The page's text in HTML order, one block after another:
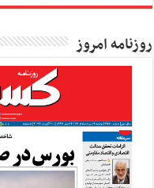
روزنامه امروز